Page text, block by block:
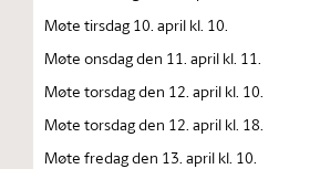
Møte tirsdag 10. april kl. 10.
Møte onsdag den 11. april kl. 11.
Møte torsdag den 12. april kl. 10.
Møte torsdag den 12. april kl. 18.
Møte fredag den 13. april kl. 10.